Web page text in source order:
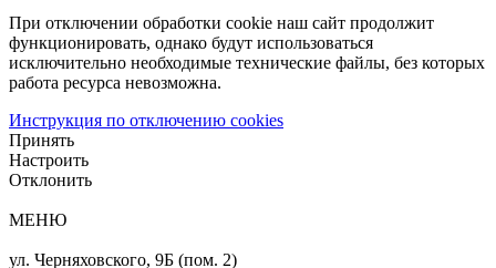
При отключении обработки cookie наш сайт продолжит
функционировать, однако будут использоваться
исключительно необходимые технические файлы, без которых
работа ресурса невозможна.
Инструкция по отключению cookies
Принять
Настроить
Отклонить
МЕНЮ
ул. Черняховского, 9Б (пом. 2)